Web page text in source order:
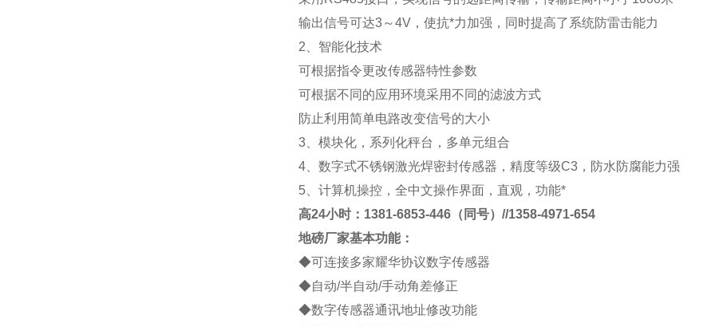
输出信号可达3～4V，使抗*力加强，同时提高了系统防雷击能力
2 、智能化技术
可根据指令更改传感器特性参数
可根据不同的应用环境采用不同的滤波方式
防止利用简单电路改变信号的大小
3、模块化，系列化秤台，多单元组合
4、数字式不锈钢激光焊密封传感器，精度等级C3，防水防腐能力强
5、计算机操控，全中文操作界面，直观，功能*
高24小时：1381-6853-446（同号）//1358-4971-654
地磅厂家基本功能：
◆可连接多家耀华协议数字传感器
◆自动/半自动/手动角差修正
◆数字传感器通讯地址修改功能